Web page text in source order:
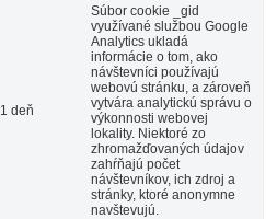
1 deň
Súbor cookie _gid
využívané službou Google
Analytics ukladá
informácie o tom, ako
návštevníci používajú
webovú stránku, a zároveň
vytvára analytickú správu o
výkonnosti webovej
lokality. Niektoré zo
zhromažďovaných údajov
zahŕňajú počet
návštevníkov, ich zdroj a
stránky, ktoré anonymne
navštevujú.